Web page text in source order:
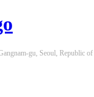
gu, Seoul, Republic